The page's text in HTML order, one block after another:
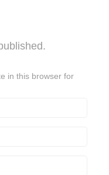
in this browser for